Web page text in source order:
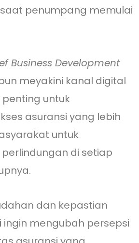
penumpang memulai
Business Development
meyakini kanal digital
untuk
asuransi yang lebih
untuk
di setiap
dan kepastian
ingin mengubah persepsi